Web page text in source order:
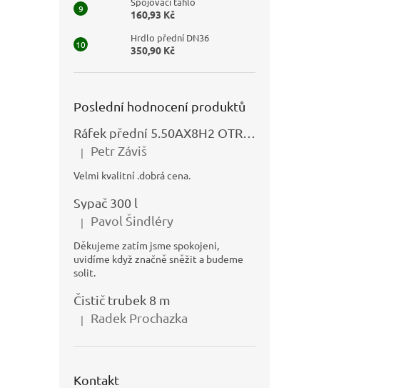
160,93 Kč
Hrdlo přední DN36
350,90 Kč
Poslední hodnocení produktů
Hodnocení produktu je 5 z 5 hvězdiček.
| Petr Záviš
Velmi kvalitní .dobrá cena.
Sypač 300 l
Hodnocení produktu je 5 z 5 hvězdiček.
| Pavol Šindléry
Děkujeme zatím jsme spokojeni,
uvidíme když značně sněžit a budeme
solit.
Čistič trubek 8 m
Hodnocení produktu je 5 z 5 hvězdiček.
| Radek Prochazka
Kontakt